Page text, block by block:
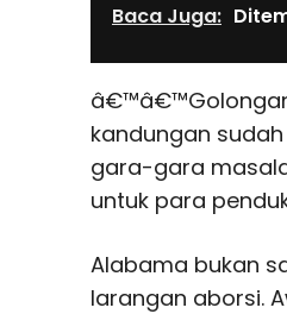
Baca Juga:
kandungan
gara-gara
untuk para
Alabama bukan
larangan aborsi.